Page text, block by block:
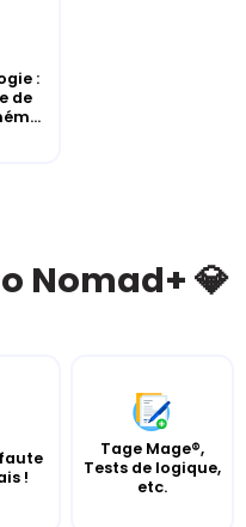
:
de
Nomad+ 💎
!
Tage Mage®,
Tests de logique,
etc.